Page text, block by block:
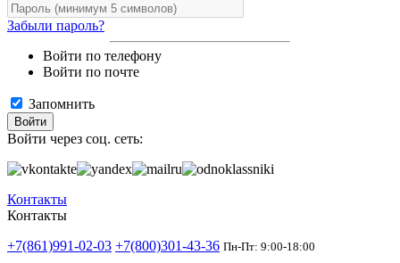
Забыли пароль?
Войти по телефону
Войти по почте
Запомнить
Войти
Войти через соц. сеть:
Контакты
Контакты
+7(861)991-02-03 +7(800)301-43-36 Пн-Пт: 9:00-18:00